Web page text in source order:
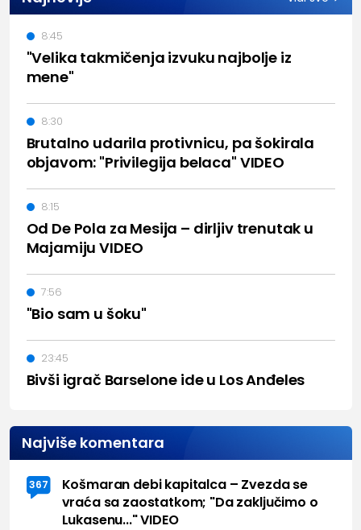
"Velika takmičenja izvuku najbolje iz
mene"
8:45
Brutalno udarila protivnicu, pa šokirala
objavom: "Privilegija belaca" VIDEO
8:30
Od De Pola za Mesija – dirljiv trenutak u
Majamiju VIDEO
8:15
"Bio sam u šoku"
7:56
Bivši igrač Barselone ide u Los Anđeles
23:45
Najviše komentara
367
Košmaran debi kapitalca – Zvezda se
vraća sa zaostatkom; "Da zaključimo o
Lukasenu..." VIDEO